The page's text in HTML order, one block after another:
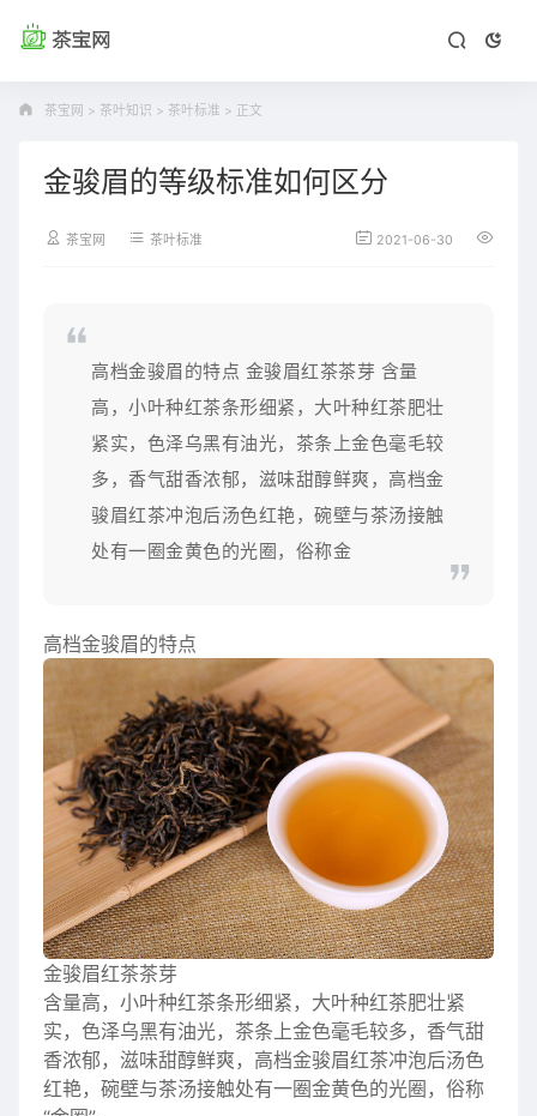
茶宝网 > 茶叶知识 > 茶叶标准 > 正文
金骏眉的等级标准如何区分
茶宝网 茶叶标准 2021-06-30
高档金骏眉的特点 金骏眉红茶茶芽 含量
高，小叶种红茶条形细紧，大叶种红茶肥壮
紧实，色泽乌黑有油光，茶条上金色毫毛较
多，香气甜香浓郁，滋味甜醇鲜爽，高档金
骏眉红茶冲泡后汤色红艳，碗壁与茶汤接触
处有一圈金黄色的光圈，俗称金
高档金骏眉的特点
金骏眉红茶茶芽
含量高，小叶种红茶条形细紧，大叶种红茶肥壮紧
实，色泽乌黑有油光，茶条上金色毫毛较多，香气甜
香浓郁，滋味甜醇鲜爽，高档金骏眉红茶冲泡后汤色
红艳，碗壁与茶汤接触处有一圈金黄色的光圈，俗称